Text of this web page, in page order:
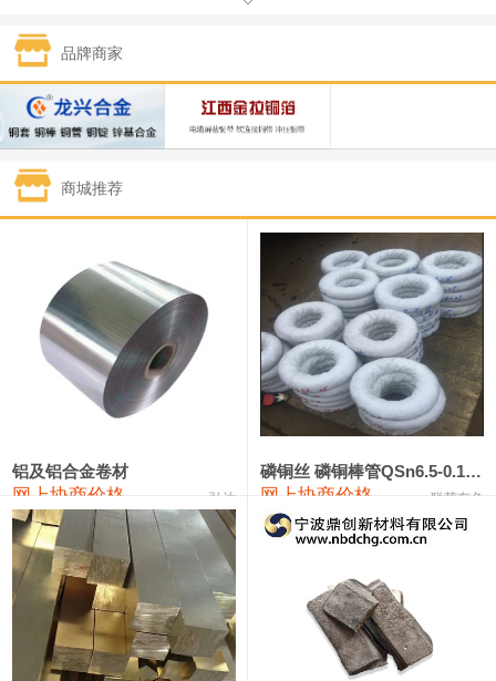
1#锡 434,000—436,000
1#镍 129,550—130,750
1#白银 15,100—15,110 15,105 -70
钯金
331,000 -10,000
89,000—95,000 92,000 1,000
2#锑 85,000—91,000 88,000 1,000
1#镁 17,000—18,000 17,500 0
18,900—19,100 19,000 100
1#电解锰(99.7%袋装) 18,000—18,200 18,100 100
1#铬 60,000—82,000
553#硅 9,300—9,500
441#硅 9,600—9,800 9,700
3303#硅 10,300—10,500 10,400
品牌商家
商城推荐
铝及铝合金卷材
网上协商价格 弘达
磷铜丝 磷铜棒管QSn6.5-0.1 7-0.2 8-0.3
网上协商价格 联荣有色